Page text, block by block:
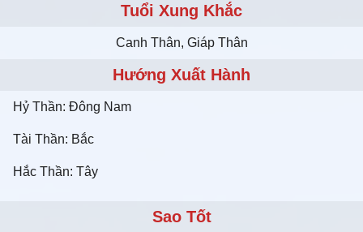
Tuổi Xung Khắc
Canh Thân, Giáp Thân
Hướng Xuất Hành
Hỷ Thần: Đông Nam
Tài Thần: Bắc
Hắc Thần: Tây
Sao Tốt